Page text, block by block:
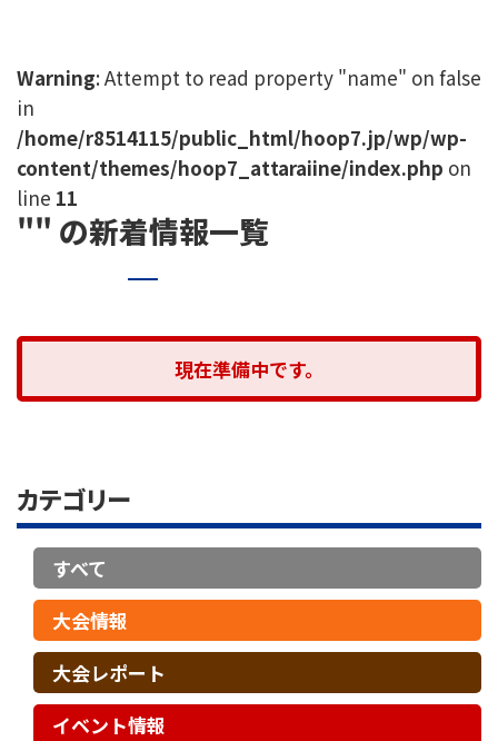
Warning: Attempt to read property "name" on false
in
/home/r8514115/public_html/hoop7.jp/wp/wp-
content/themes/hoop7_attaraiine/index.php on
line 11
"" の新着情報一覧
現在準備中です。
カテゴリー
すべて
大会情報
大会レポート
イベント情報